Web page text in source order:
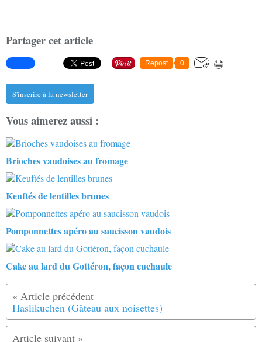
Partager cet article
Repost 0
S'inscrire à la newsletter
Vous aimerez aussi :
Brioches vaudoises au fromage
Keuftés de lentilles brunes
Pomponnettes apéro au saucisson vaudois
Cake au lard du Gottéron, façon cuchaule
Haslikuchen (Gâteau aux noisettes)